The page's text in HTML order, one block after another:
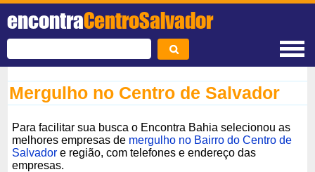
encontraCentroSalvador
Mergulho no Centro de Salvador
Para facilitar sua busca o Encontra Bahia selecionou as
melhores empresas de mergulho no Bairro do Centro de
Salvador e região, com telefones e endereço das
empresas.